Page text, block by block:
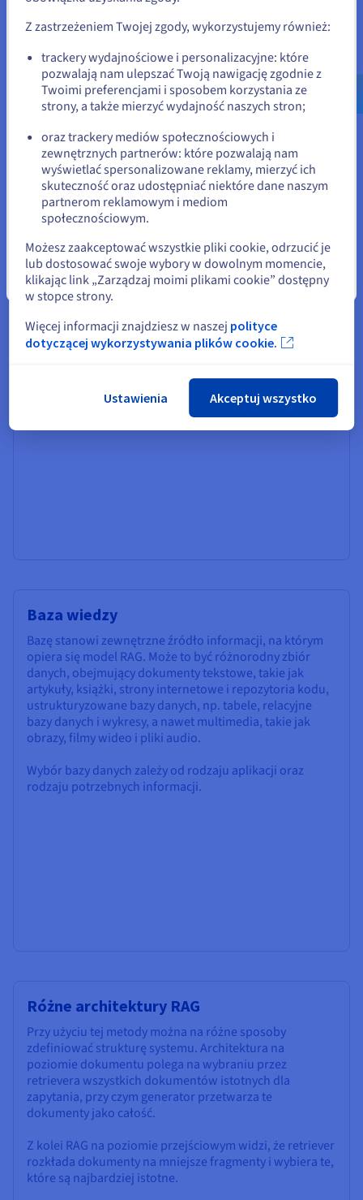
kontekstowe, ocenę, w jakim stopniu uzyskane
informacje uwzględniają niuanse i cel zapytania; oraz
jakość źródła - priorytetowo są traktowane informacje z
wiarygodnych i pewnych źródeł.
Generator
wygenerowanie ostatecznej odpowiedzi. Duży model
językowy (LLM) przyjmuje zazwyczaj uszeregowane
dokumenty jako dane wejściowe i tworzy spójną
odpowiedź zawierającą potrzebne informacje - ale może
Generator wykorzystuje swoją znajomość języka i
prezentować pozyskane informacje w sposób naturalny i
Baza wiedzy
Bazę stanowi zewnętrzne źródło informacji, na którym
opiera się model RAG. Może to być różnorodny zbiór
danych, obejmujący dokumenty tekstowe, takie jak
artykuły, książki, strony internetowe i repozytoria kodu,
ustrukturyzowane bazy danych, np. tabele, relacyjne
bazy danych i wykresy, a nawet multimedia, takie jak
obrazy, filmy wideo i pliki audio.
Wybór bazy danych zależy od rodzaju aplikacji oraz
rodzaju potrzebnych informacji.
Różne architektury RAG
Przy użyciu tej metody można na różne sposoby
zdefiniować strukturę systemu. Architektura na
poziomie dokumentu polega na wybraniu przez
retrievera wszystkich dokumentów istotnych dla
zapytania, przy czym generator przetwarza te
dokumenty jako całość.
Z kolei RAG na poziomie przejściowym widzi, że retriever
rozkłada dokumenty na mniejsze fragmenty i wybiera te,
które są najbardziej istotne.
Go to Stany Zjednoczone website
us.ovhcloud.com/
Angielski USD - $
lub
Pozostań na bieżącej stronie
Wybierz inną stronę
Zamknij
Z zastrzeżeniem Twojej zgody, wykorzystujemy również:
trackery wydajnościowe i personalizacyjne: które
pozwalają nam ulepszać Twoją nawigację zgodnie z
Twoimi preferencjami i sposobem korzystania ze
strony, a także mierzyć wydajność naszych stron;
oraz trackery mediów społecznościowych i
zewnętrznych partnerów: które pozwalają nam
wyświetlać spersonalizowane reklamy, mierzyć ich
skuteczność oraz udostępniać niektóre dane naszym
partnerom reklamowym i mediom
społecznościowym.
Możesz zaakceptować wszystkie pliki cookie, odrzucić je
lub dostosować swoje wybory w dowolnym momencie,
klikając link „Zarządzaj moimi plikami cookie” dostępny
w stopce strony.
Więcej informacji znajdziesz w naszej polityce
dotyczącej wykorzystywania plików cookie.
Ustawienia Akceptuj wszystko